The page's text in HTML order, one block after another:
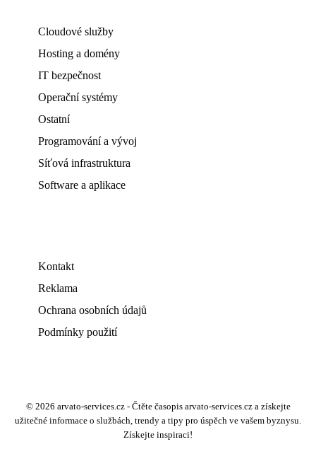
Cloudové služby
Hosting a domény
IT bezpečnost
Operační systémy
Ostatní
Programování a vývoj
Síťová infrastruktura
Software a aplikace
Kontakt
Reklama
Ochrana osobních údajů
Podmínky použití
© 2026 arvato-services.cz - Čtěte časopis arvato-services.cz a získejte
užitečné informace o službách, trendy a tipy pro úspěch ve vašem byznysu.
Získejte inspiraci!